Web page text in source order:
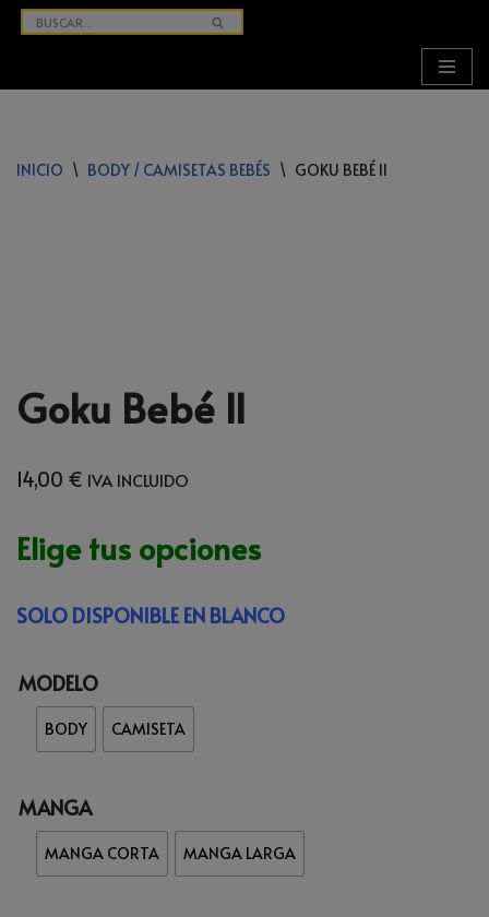
AL
INICIO \ BODY / CAMISETAS BEBÉS \ GOKU BEBÉ II
Goku Bebé II
14,00 € IVA INCLUIDO
Elige tus opciones
SOLO DISPONIBLE EN BLANCO
MODELO
BODY CAMISETA
MANGA
MANGA CORTA MANGA LARGA